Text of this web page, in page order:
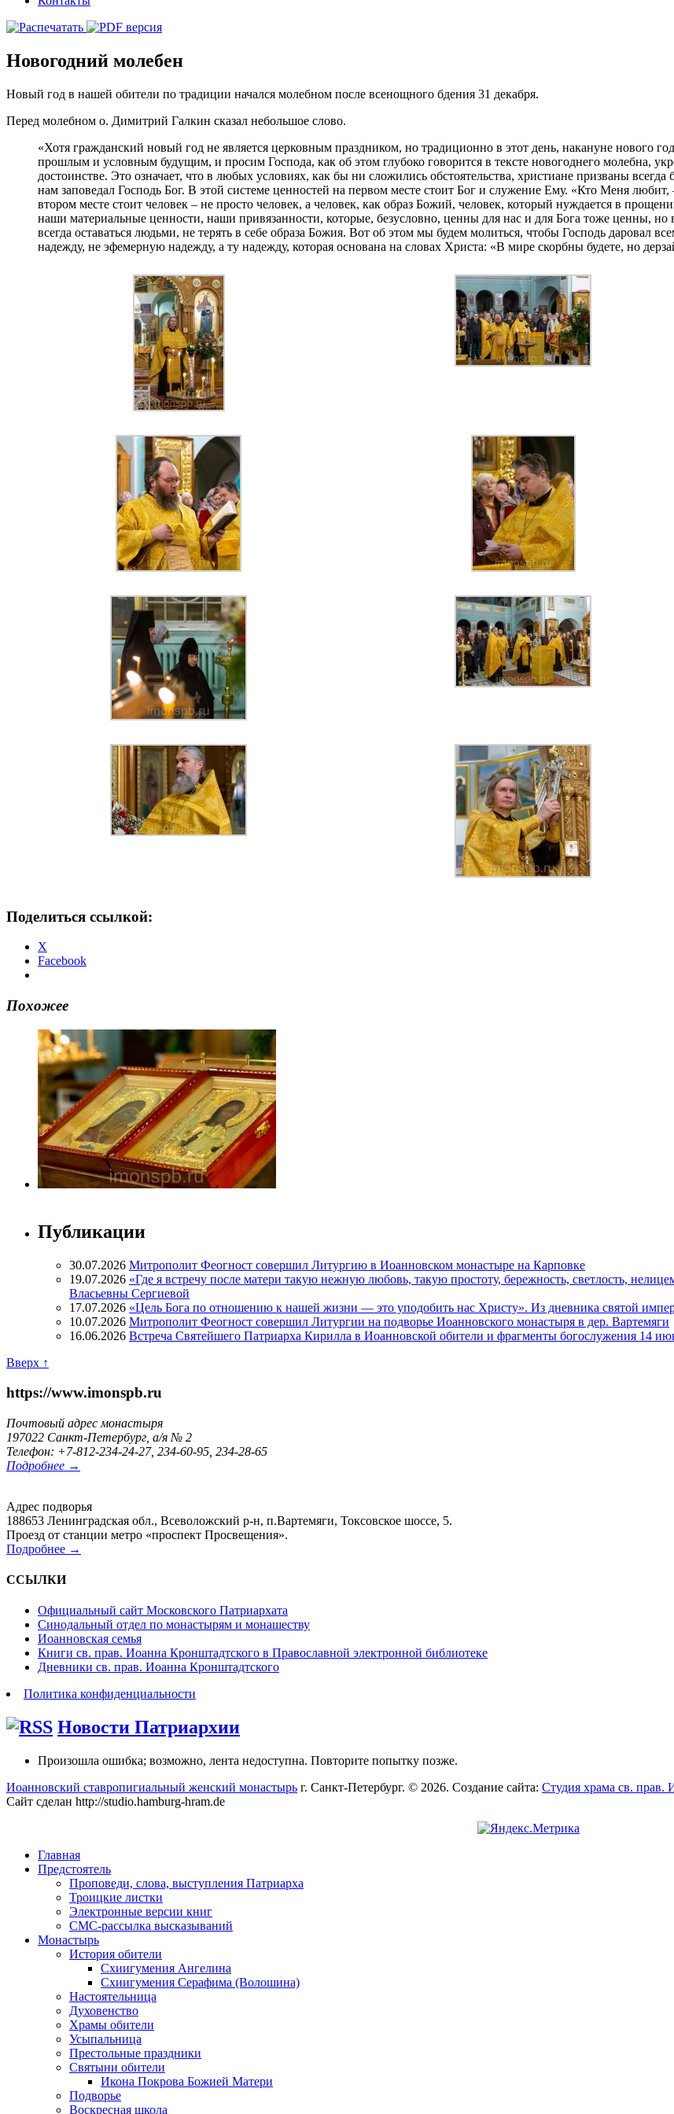
Новогодний молебен
Новый год в нашей обители по традиции начался молебном после всенощного бдения 31 декабря.
Перед молебном о. Димитрий Галкин сказал небольшое слово.
«Хотя гражданский новый год не является церковным праздником, но традиционно в этот день, накануне
прошлым и условным будущим, и просим Господа, как об этом глубоко говорится в тексте новогоднего молебна,
достоинстве. Это означает, что в любых условиях, как бы ни сложились обстоятельства, христиане призваны
нам заповедал Господь Бог. В этой системе ценностей на первом месте стоит Бог и служение Ему. «Кто Меня
втором месте стоит человек – не просто человек, а человек, как образ Божий, человек, который нуждается в
наши материальные ценности, наши привязанности, которые, безусловно, ценны для нас и для Бога тоже ценны,
всегда оставаться людьми, не терять в себе образа Божия. Вот об этом мы будем молиться, чтобы Господь даровал
надежду, не эфемерную надежду, а ту надежду, которая основана на словах Христа: «В мире скорбны будете, но
Поделиться ссылкой:
X
Facebook
Похожее
Публикации
30.07.2026 Митрополит Феогност совершил Литургию в Иоанновском монастыре на Карповке
19.07.2026 «Где я встречу после матери такую нежную любовь, такую простоту, бережность, светлость,
Власьевны Сергиевой
17.07.2026 «Цель Бога по отношению к нашей жизни — это уподобить нас Христу». Из дневника святой
10.07.2026 Митрополит Феогност совершил Литургии на подворье Иоанновского монастыря в дер. Вартемяги
16.06.2026 Встреча Святейшего Патриарха Кирилла в Иоанновской обители и фрагменты богослужения 14
Вверх ↑
https://www.imonspb.ru
Почтовый адрес монастыря
197022 Санкт-Петербург, а/я № 2
Телефон: +7-812-234-24-27, 234-60-95, 234-28-65
Подробнее →
Адрес подворья
188653 Ленинградская обл., Всеволожский р-н, п.Вартемяги, Токсовское шоссе, 5.
Проезд от станции метро «проспект Просвещения».
Подробнее →
ССЫЛКИ
Официальный сайт Московского Патриархата
Синодальный отдел по монастырям и монашеству
Иоанновская семья
Книги св. прав. Иоанна Кронштадтского в Православной электронной библиотеке
Дневники св. прав. Иоанна Кронштадтского
Политика конфиденциальности
Новости Патриархии
Произошла ошибка; возможно, лента недоступна. Повторите попытку позже.
Иоанновский ставропигиальный женский монастырь г. Санкт-Петербург. © 2026. Создание сайта: Студия храма св. прав.
Сайт сделан http://studio.hamburg-hram.de
Главная
Предстоятель
Проповеди, слова, выступления Патриарха
Троицкие листки
Электронные версии книг
СМС-рассылка высказываний
Монастырь
История обители
Схиигумения Ангелина
Схиигумения Серафима (Волошина)
Настоятельница
Духовенство
Храмы обители
Усыпальница
Престольные праздники
Святыни обители
Икона Покрова Божией Матери
Подворье
Воскресная школа